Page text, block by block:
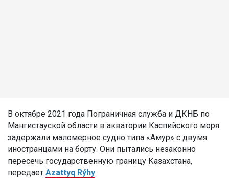
В октябре 2021 года Пограничная служба и ДКНБ по
Мангистауской области в акватории Каспийского моря
задержали маломерное судно типа «Амур» с двумя
иностранцами на борту. Они пытались незаконно
пересечь государственную границу Казахстана,
передает Azattyq Rýhy.